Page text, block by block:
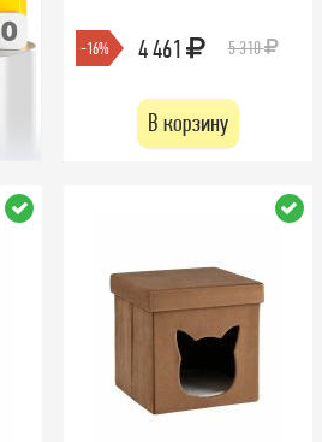
-16% 4 461 5 310
В корзину